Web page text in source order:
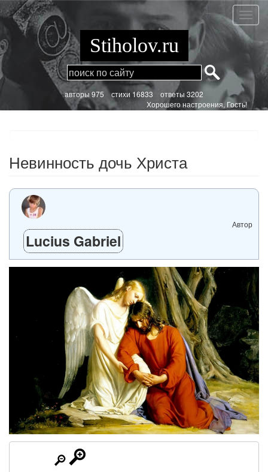
Перейти
к
основному
содержанию
дочь
Stiholov.ru
aвторы 975стихи 16833 ответы 3202
Хорошего настроения, Гость!
Невинность дочь Христа
Автор
Lucius Gabriel